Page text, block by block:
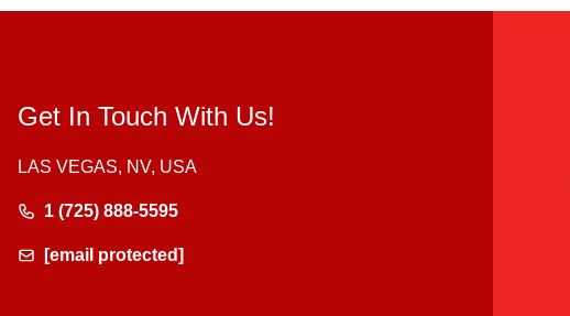
Get In Touch With Us!
LAS VEGAS, NV, USA
1 (725) 888-5595
[email protected]